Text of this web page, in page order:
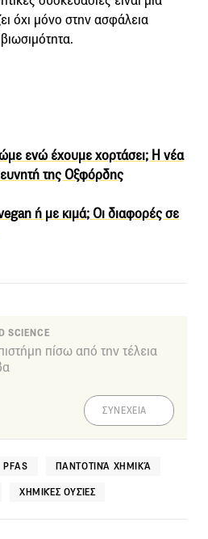
όχι μόνο στην ασφάλεια
ενώ έχουμε χορτάσει; Η νέα
της Οξφόρδης
ή με κιμά; Οι διαφορές σε
SCIENCE
πίσω από την τέλεια
ΣΥΝΕΧΕΙΑ
PFAS ΠΑΝΤΟΤΙΝΆ ΧΗΜΙΚΆ
ΧΗΜΙΚΈΣ ΟΥΣΊΕΣ